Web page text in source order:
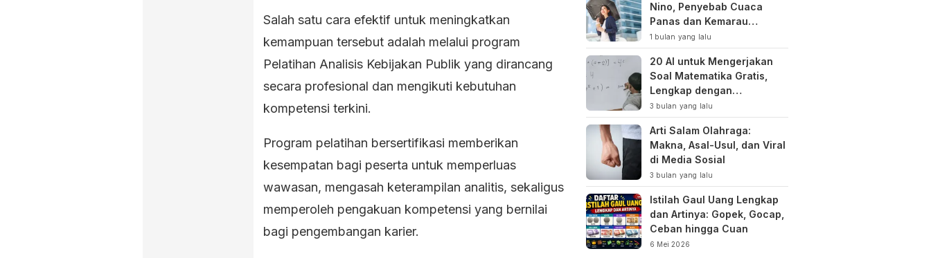
Salah satu cara efektif untuk meningkatkan
kemampuan tersebut adalah melalui program
Pelatihan Analisis Kebijakan Publik yang dirancang
secara profesional dan mengikuti kebutuhan
kompetensi terkini.
Program pelatihan bersertifikasi memberikan
kesempatan bagi peserta untuk memperluas
wawasan, mengasah keterampilan analitis, sekaligus
memperoleh pengakuan kompetensi yang bernilai
bagi pengembangan karier.
Nino, Penyebab Cuaca
Panas dan Kemarau
Panjang
1 bulan yang lalu
20 AI untuk Mengerjakan
Soal Matematika Gratis,
Lengkap dengan
Pembahasan
3 bulan yang lalu
Arti Salam Olahraga:
Makna, Asal-Usul, dan Viral
di Media Sosial
3 bulan yang lalu
Istilah Gaul Uang Lengkap
dan Artinya: Gopek, Gocap,
Ceban hingga Cuan
6 Mei 2026